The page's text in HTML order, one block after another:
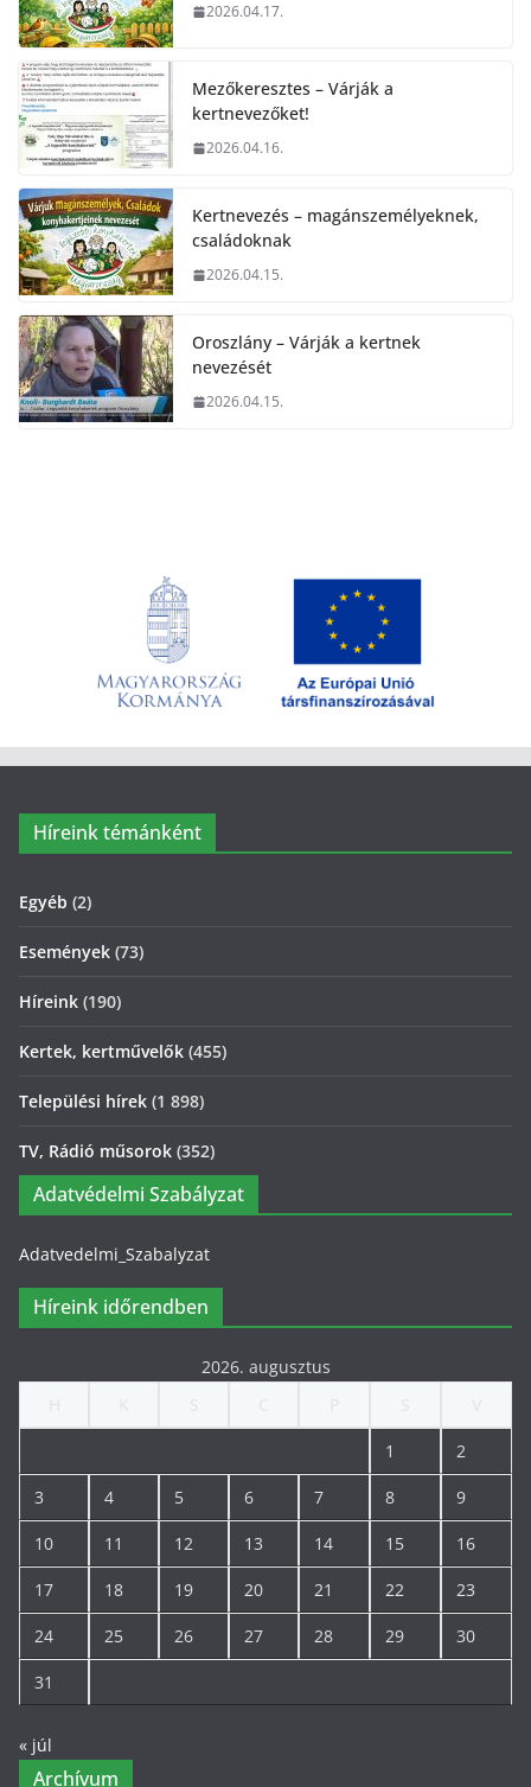
2026.04.17.
Mezőkeresztes – Várják a
kertnevezőket!
2026.04.16.
Kertnevezés – magánszemélyeknek,
családoknak
2026.04.15.
Oroszlány – Várják a kertnek
nevezését
2026.04.15.
Híreink témánként
Egyéb (2)
Események (73)
Híreink (190)
Kertek, kertművelők (455)
Települési hírek (1 898)
TV, Rádió műsorok (352)
Adatvédelmi Szabályzat
Adatvedelmi_Szabalyzat
Híreink időrendben
2026. augusztus
1 2
3 4 5 6 7 8 9
10 11 12 13 14 15 16
17 18 19 20 21 22 23
24 25 26 27 28 29 30
31
« júl
Archívum